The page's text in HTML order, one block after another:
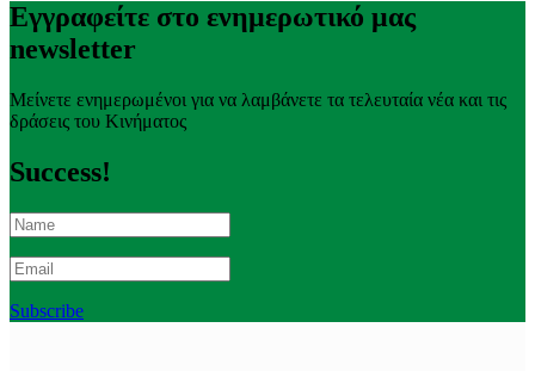
Εγγραφείτε στο ενημερωτικό μας
newsletter
Μείνετε ενημερωμένοι για να λαμβάνετε τα τελευταία νέα και τις
δράσεις του Κινήματος
Success!
Subscribe